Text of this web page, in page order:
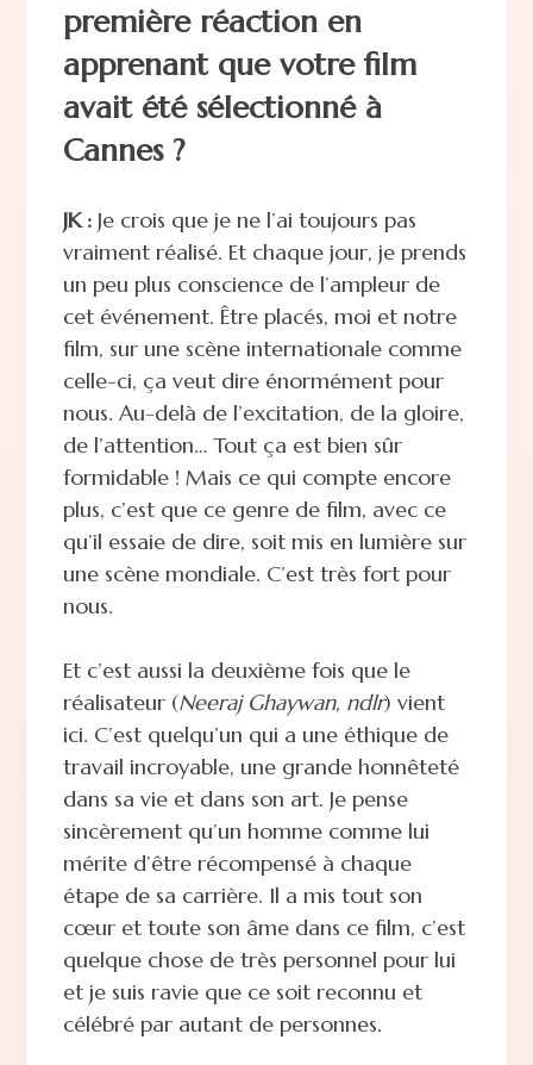
première réaction en
apprenant que votre film
avait été sélectionné à
Cannes ?
JK :Je crois que je ne l’ai toujours pas
vraiment réalisé. Et chaque jour, je prends
un peu plus conscience de l’ampleur de
cet événement. Être placés, moi et notre
film, sur une scène internationale comme
celle-ci, ça veut dire énormément pour
nous. Au-delà de l’excitation, de la gloire,
de l’attention… Tout ça est bien sûr
formidable ! Mais ce qui compte encore
plus, c’est que ce genre de film, avec ce
qu’il essaie de dire, soit mis en lumière sur
une scène mondiale. C’est très fort pour
nous.
Et c’est aussi la deuxième fois que le
réalisateur (Neeraj Ghaywan, ndlr) vient
ici. C’est quelqu’un qui a une éthique de
travail incroyable, une grande honnêteté
dans sa vie et dans son art. Je pense
sincèrement qu’un homme comme lui
mérite d’être récompensé à chaque
étape de sa carrière. Il a mis tout son
cœur et toute son âme dans ce film, c’est
quelque chose de très personnel pour lui
et je suis ravie que ce soit reconnu et
célébré par autant de personnes.